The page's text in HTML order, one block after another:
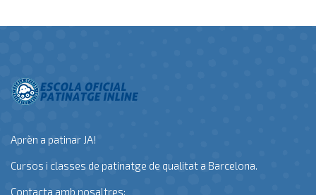
Aprèn a patinar JA!
Cursos i classes de patinatge de qualitat a Barcelona.
Contacta amb nosaltres: